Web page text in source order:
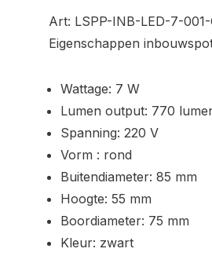
Art: LSPP-INB-LED-7-
Eigenschappen
Wattage: 7 W
Lumen output: 770
Spanning: 220 V
Vorm : rond
Buitendiameter: 85 mm
Hoogte: 55 mm
Boordiameter: 75 mm
Kleur: zwart